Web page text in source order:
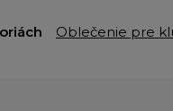
Oblečenie pre